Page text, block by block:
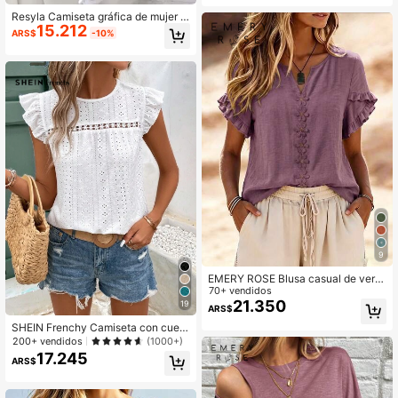
Resyla Camiseta gráfica de mujer c
on cuello redondo de manga corta y
estampado floral para uso diario
ARS$15.212 -10%
19
SHEIN Frenchy Camiseta con cuell
o redondo y encaje con volantes y
bordado de ojales
200+ vendidos (1000+)
ARS$17.245
9
EMERY ROSE Blusa casual de vera
no de resort tejida para mujer
70+ vendidos
ARS$21.350